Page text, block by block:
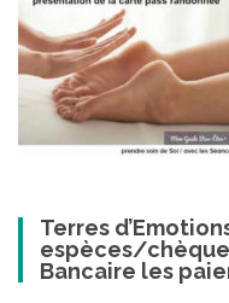
Terres
espèces/
Bancaire les